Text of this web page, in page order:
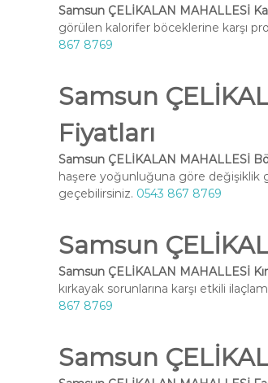
Samsun ÇELİKALAN MAHALLESİ
görülen kalorifer böceklerine karşı
867 8769
Samsun
Fiyatları
Samsun ÇELİKALAN MAHALLESİ
haşere yoğunluğuna göre değişiklik
geçebilirsiniz. 0543 867 8769
Samsun
Samsun ÇELİKALAN MAHALLESİ
kırkayak sorunlarına karşı etkili
867 8769
Samsun